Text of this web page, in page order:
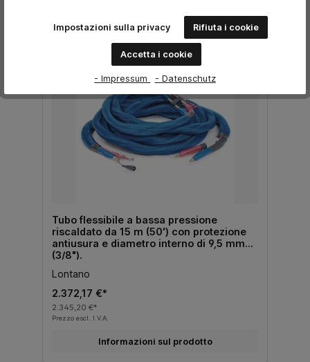
Tubo flessibile a bassa pressione
riscaldato da 15 m (50') con protezione
antiusura e diametro interno di 9,5 mm
(3/8").
Lontano
2.372,17 €*
2.345,20 €*
Prezzo escl. I.V.A.
Informazioni sul prodotto
Impostazioni sulla privacy Rifiuta i cookie
Accetta i cookie
- Impressum - Datenschutz